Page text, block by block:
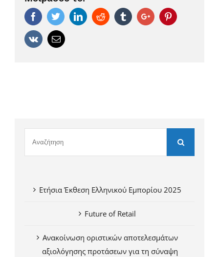
FacebookTwitterLinkedinReddit TumblrGoogle+Pinterest
Vk Email
Ετήσια Έκθεση Ελληνικού Εμπορίου 2025
Future of Retail
Ανακοίνωση οριστικών αποτελεσμάτων
αξιολόγησης προτάσεων για τη σύναψη